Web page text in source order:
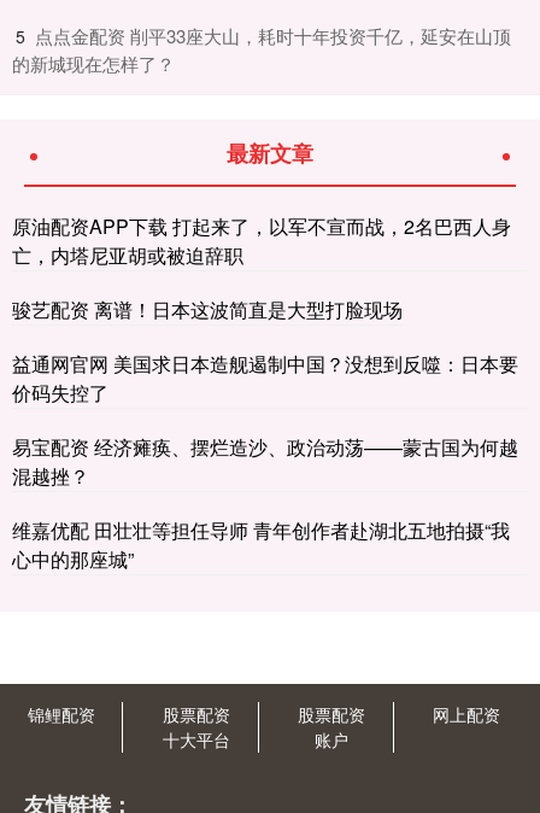
5 ​点点金配资 削平33座大山，耗时十年投资千亿，延安在山顶
的新城现在怎样了？
最新文章
原油配资APP下载 打起来了，以军不宣而战，2名巴西人身
亡，内塔尼亚胡或被迫辞职
骏艺配资 离谱！日本这波简直是大型打脸现场
益通网官网 美国求日本造舰遏制中国？没想到反噬：日本要
价码失控了
易宝配资 经济瘫痪、摆烂造沙、政治动荡——蒙古国为何越
混越挫？
维嘉优配 田壮壮等担任导师 青年创作者赴湖北五地拍摄“我
心中的那座城”
锦鲤配资
股票配资
十大平台
股票配资
账户
网上配资
友情链接：